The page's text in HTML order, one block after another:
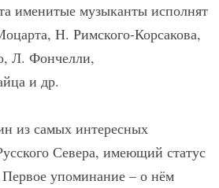
именитые музыканты исполнят
Н. Римского-Корсакова,
Л. Фончелли,
и др.
из самых интересных
Севера, имеющий статус
Первое упоминание – о нём